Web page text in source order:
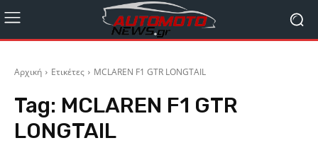
Αρχική Ετικέτες MCLAREN F1 GTR LONGTAIL
Tag: MCLAREN F1 GTR
LONGTAIL